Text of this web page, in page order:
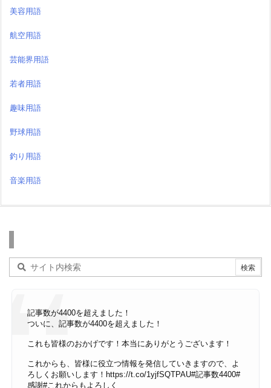
美容用語
航空用語
芸能界用語
若者用語
趣味用語
野球用語
釣り用語
音楽用語
記事数が4400を超えました！
ついに、記事数が4400を超えました！
これも皆様のおかげです！本当にありがとうございます！
これからも、皆様に役立つ情報を発信していきますので、よ
ろしくお願いします！ https://t.co/1yjfSQTPAU#記事数4400#
感謝#これからもよろしく